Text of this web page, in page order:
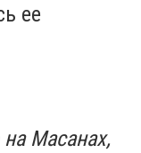
ее
Масанах,